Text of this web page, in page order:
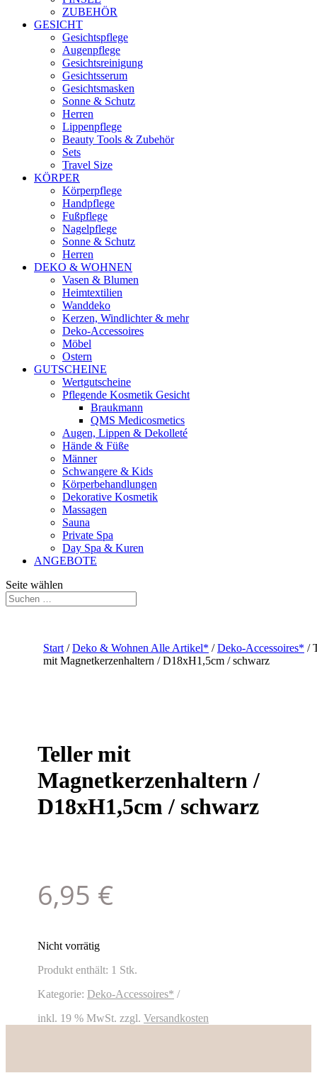
ZUBEHÖR
GESICHT
Gesichtspflege
Augenpflege
Gesichtsreinigung
Gesichtsserum
Gesichtsmasken
Sonne & Schutz
Herren
Lippenpflege
Beauty Tools & Zubehör
Sets
Travel Size
KÖRPER
Körperpflege
Handpflege
Fußpflege
Nagelpflege
Sonne & Schutz
Herren
DEKO & WOHNEN
Vasen & Blumen
Heimtextilien
Wanddeko
Kerzen, Windlichter & mehr
Deko-Accessoires
Möbel
Ostern
GUTSCHEINE
Wertgutscheine
Pflegende Kosmetik Gesicht
Braukmann
QMS Medicosmetics
Augen, Lippen & Dekolleté
Hände & Füße
Männer
Schwangere & Kids
Körperbehandlungen
Dekorative Kosmetik
Massagen
Sauna
Private Spa
Day Spa & Kuren
ANGEBOTE
Seite wählen
Start /Deko & Wohnen Alle Artikel* /Deko-Accessoires* /
mit Magnetkerzenhaltern / D18xH1,5cm / schwarz
Teller mit
Magnetkerzenhaltern /
D18xH1,5cm / schwarz
6,95 €
Nicht vorrätig
Produkt enthält: 1 Stk.
Kategorie: Deko-Accessoires*
inkl. 19 % MwSt. zzgl. Versandkosten